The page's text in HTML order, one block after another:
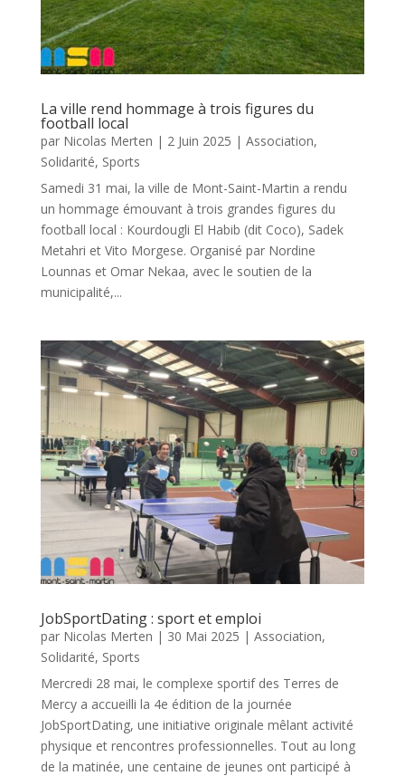
La ville rend hommage à trois figures du
football local
par Nicolas Merten | 2 Juin 2025 | Association,
Solidarité, Sports
Samedi 31 mai, la ville de Mont-Saint-Martin a rendu
un hommage émouvant à trois grandes figures du
football local : Kourdougli El Habib (dit Coco), Sadek
Metahri et Vito Morgese. Organisé par Nordine
Lounnas et Omar Nekaa, avec le soutien de la
municipalité,...
JobSportDating : sport et emploi
par Nicolas Merten | 30 Mai 2025 | Association,
Solidarité, Sports
Mercredi 28 mai, le complexe sportif des Terres de
Mercy a accueilli la 4e édition de la journée
JobSportDating, une initiative originale mêlant activité
physique et rencontres professionnelles. Tout au long
de la matinée, une centaine de jeunes ont participé à